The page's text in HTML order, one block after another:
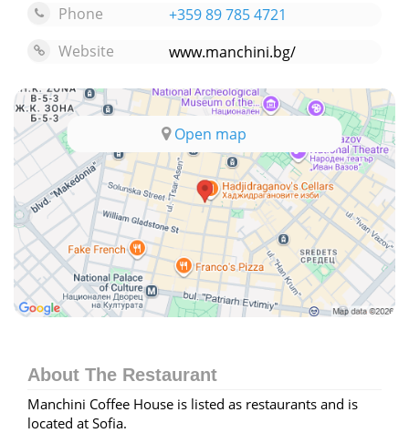
Phone
+359 89 785 4721
Website
www.manchini.bg/
Open map
About The Restaurant
Manchini Coffee House is listed as restaurants and is
located at Sofia.